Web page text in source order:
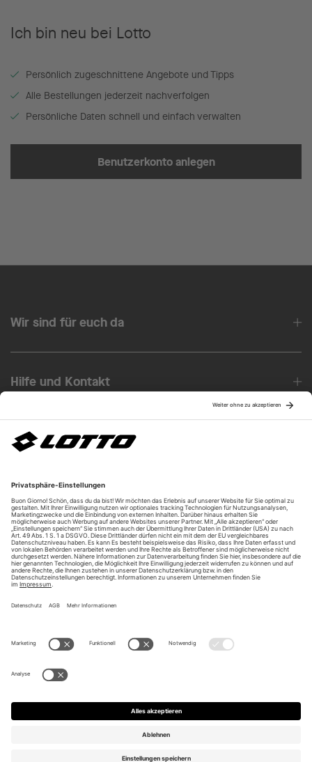
Ich bin neu bei Lotto
Persönlich zugeschnittene Angebote und Tipps
Alle Bestellungen jederzeit nachverfolgen
Persönliche Daten schnell und einfach verwalten
Benutzerkonto anlegen
Wir sind für euch da
Hilfe und Kontakt
Über uns
Unsere Vorteile
Unsere Partner